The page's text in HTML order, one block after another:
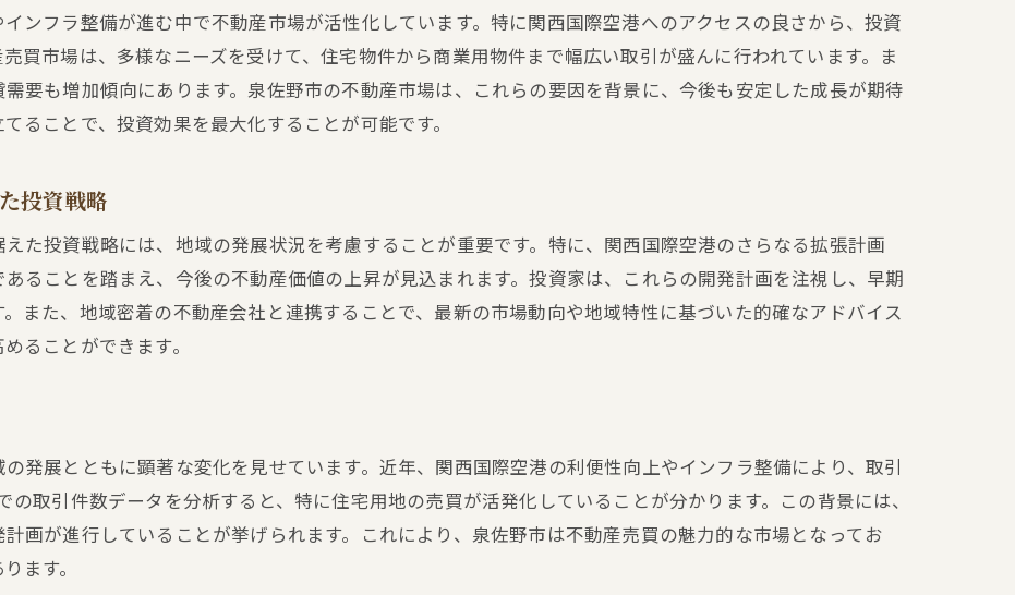
地域開発による人口流入と不動産需要の変化
新しい商業施設の開業と不動産価値の相関
泉佐野市における環境改善プロジェクトと不動産市場
地域開発が引き起こす不動産の供給と需要のバランス
成功事例に見る泉佐野市の不動産取引のポイント
泉佐野市での不動産売買の成功事例分析
過去の成功事例から見る泉佐野市の不動産価格トレンド
泉佐野市の不動産投資で成功するための秘訣
成功者に学ぶ泉佐野市の不動産購入の流れ
交通アクセスの改善が不動産市場に与える影響
泉佐野市の交通網整備と不動産価格の相関関係
アクセス改善による不動産市場の変化事例
新たな交通手段の導入がもたらす不動産価格上昇
ンフラ整備が進む中で不動産市場が活性化しています。特に関西国際空港へのアクセスの良さから、投資
買市場は、多様なニーズを受けて、住宅物件から商業用物件まで幅広い取引が盛んに行われています。ま
要も増加傾向にあります。泉佐野市の不動産市場は、これらの要因を背景に、今後も安定した成長が期待
ることで、投資効果を最大化することが可能です。
投資戦略
た投資戦略には、地域の発展状況を考慮することが重要です。特に、関西国際空港のさらなる拡張計画
ることを踏まえ、今後の不動産価値の上昇が見込まれます。投資家は、これらの開発計画を注視し、早期
また、地域密着の不動産会社と連携することで、最新の市場動向や地域特性に基づいた的確なアドバイス
ることができます。
発展とともに顕著な変化を見せています。近年、関西国際空港の利便性向上やインフラ整備により、取引
取引件数データを分析すると、特に住宅用地の売買が活発化していることが分かります。この背景には、
画が進行していることが挙げられます。これにより、泉佐野市は不動産売買の魅力的な市場となってお
ます。